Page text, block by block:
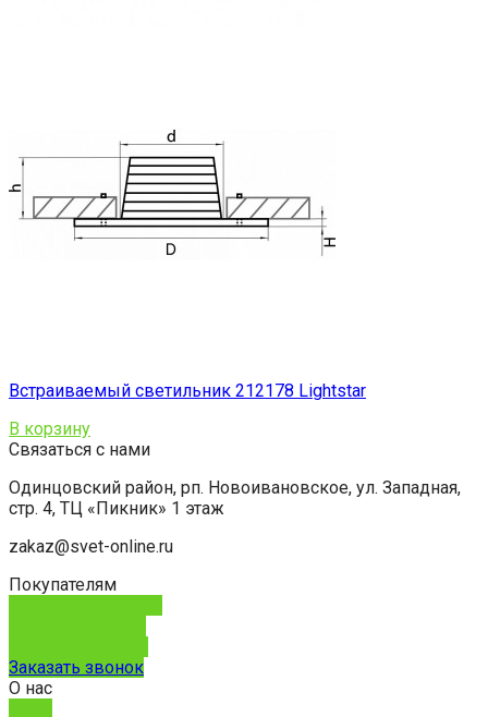
Встраиваемый светильник 212178 Lightstar
В корзину
Связаться с нами
Одинцовский район, рп. Новоивановское, ул. Западная,
стр. 4, ТЦ «Пикник» 1 этаж
zakaz@svet-online.ru
Покупателям
Заказать звонок
О нас